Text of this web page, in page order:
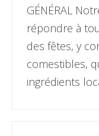
GÉNÉRAL
répondre à
des fêtes, y
comestibles,
ingrédients